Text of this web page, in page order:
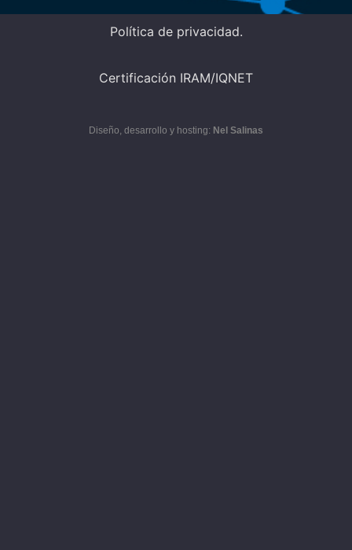
Política de privacidad.
Certificación IRAM/IQNET
Diseño, desarrollo y hosting: Nel Salinas